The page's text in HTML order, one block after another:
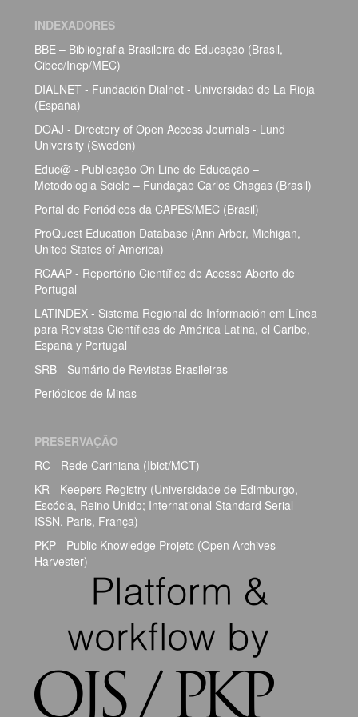
INDEXADORES
BBE – Bibliografia Brasileira de Educação (Brasil,
Cibec/Inep/MEC)
DIALNET - Fundación Dialnet - Universidad de La Rioja
(España)
DOAJ - Directory of Open Access Journals - Lund
University (Sweden)
Educ@ - Publicação On Line de Educação –
Metodologia Scielo – Fundação Carlos Chagas (Brasil)
Portal de Periódicos da CAPES/MEC (Brasil)
ProQuest Education Database (Ann Arbor, Michigan,
United States of America)
RCAAP - Repertório Científico de Acesso Aberto de
Portugal
LATINDEX - Sistema Regional de Información em Línea
para Revistas Científicas de América Latina, el Caribe,
Espanã y Portugal
SRB - Sumário de Revistas Brasileiras
Periódicos de Minas
PRESERVAÇÃO
RC - Rede Cariniana (Ibict/MCT)
KR - Keepers Registry (Universidade de Edimburgo,
Escócia, Reino Unido; International Standard Serial -
ISSN, Paris, França)
PKP - Public Knowledge Projetc (Open Archives
Harvester)